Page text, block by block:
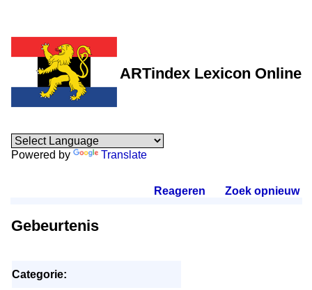
ARTindex Lexicon Online
Powered by Translate
Reageren Zoek opnieuw.
Gebeurtenis
Categorie: